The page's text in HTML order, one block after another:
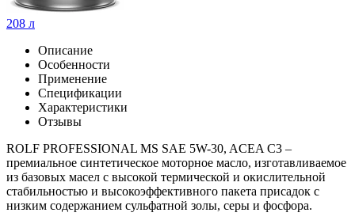
208 л
Описание
Особенности
Применение
Спецификации
Характеристики
Отзывы
ROLF PROFESSIONAL MS SAE 5W-30, ACEA C3 –
премиальное синтетическое моторное масло, изготавливаемое
из базовых масел с высокой термической и окислительной
стабильностью и высокоэффективного пакета присадок с
низким содержанием сульфатной золы, серы и фосфора.